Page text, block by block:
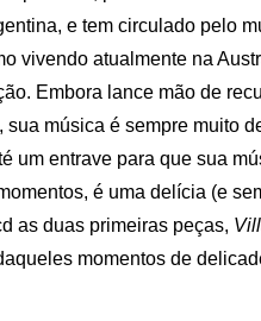
e tem circulado pelo
vivendo atualmente na
Embora lance mão de
sua música é sempre muito
um entrave para que sua
é uma delícia (e
as duas primeiras peças,
momentos de